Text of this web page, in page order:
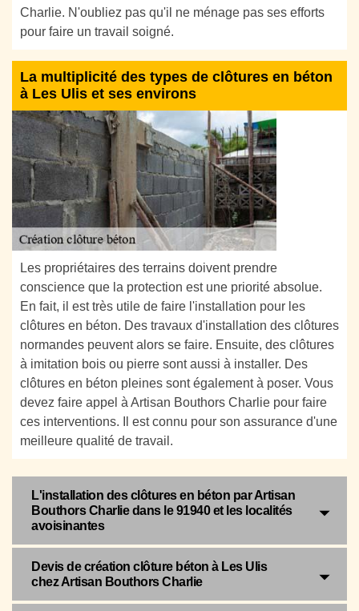
Charlie. N'oubliez pas qu'il ne ménage pas ses efforts
pour faire un travail soigné.
La multiplicité des types de clôtures en béton
à Les Ulis et ses environs
Les propriétaires des terrains doivent prendre
conscience que la protection est une priorité absolue.
En fait, il est très utile de faire l'installation pour les
clôtures en béton. Des travaux d'installation des clôtures
normandes peuvent alors se faire. Ensuite, des clôtures
à imitation bois ou pierre sont aussi à installer. Des
clôtures en béton pleines sont également à poser. Vous
devez faire appel à Artisan Bouthors Charlie pour faire
ces interventions. Il est connu pour son assurance d'une
meilleure qualité de travail.
L'installation des clôtures en béton par Artisan
Bouthors Charlie dans le 91940 et les localités
avoisinantes
Devis de création clôture béton à Les Ulis
chez Artisan Bouthors Charlie